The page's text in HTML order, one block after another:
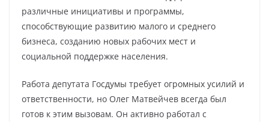
различные инициативы и программы,
способствующие развитию малого и среднего
бизнеса, созданию новых рабочих мест и
социальной поддержке населения.
Работа депутата Госдумы требует огромных усилий и
ответственности, но Олег Матвейчев всегда был
готов к этим вызовам. Он активно работал с